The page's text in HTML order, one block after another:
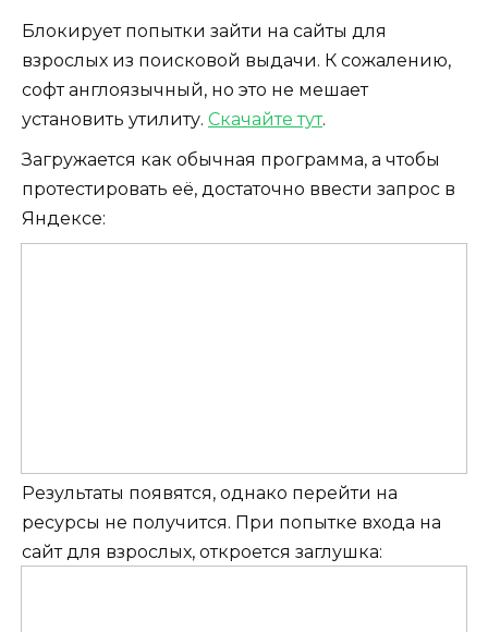
Блокирует попытки зайти на сайты для
взрослых из поисковой выдачи. К сожалению,
софт англоязычный, но это не мешает
установить утилиту. Скачайте тут.
Загружается как обычная программа, а чтобы
протестировать её, достаточно ввести запрос в
Яндексе:
Результаты появятся, однако перейти на
ресурсы не получится. При попытке входа на
сайт для взрослых, откроется заглушка: